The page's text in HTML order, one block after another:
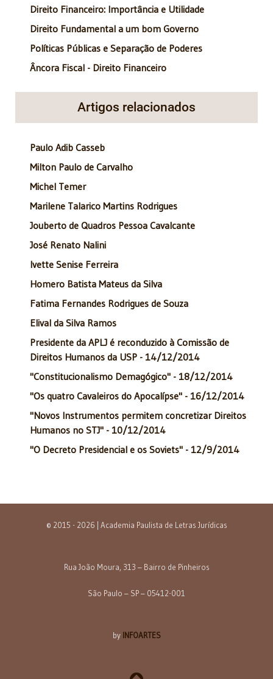
Direito Financeiro: Importância e Utilidade
Direito Fundamental a um bom Governo
Políticas Públicas e Separação de Poderes
Âncora Fiscal - Direito Financeiro
Artigos relacionados
Paulo Adib Casseb
Milton Paulo de Carvalho
Michel Temer
Marilene Talarico Martins Rodrigues
Jouberto de Quadros Pessoa Cavalcante
José Renato Nalini
Ivette Senise Ferreira
Homero Batista Mateus da Silva
Fatima Fernandes Rodrigues de Souza
Elival da Silva Ramos
Presidente da APLJ é reconduzido à Comissão de
Direitos Humanos da USP - 14/12/2014
"Constitucionalismo Demagógico" - 18/12/2014
"Os quatro Cavaleiros do Apocalípse" - 16/12/2014
"Novos Instrumentos permitem concretizar Direitos
Humanos no STJ" - 10/12/2014
"O Decreto Presidencial e os Soviets" - 12/9/2014
© 2015 - 2026 | Academia Paulista de Letras Jurídicas
Rua João Moura, 313 – Bairro de Pinheiros
São Paulo – SP – 05412-001
by INFOARTES